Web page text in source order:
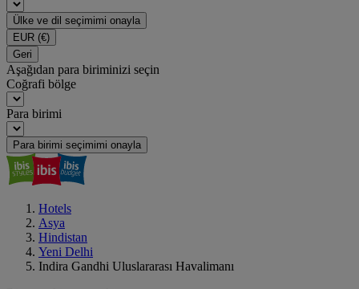
Ülke ve dil seçimimi onayla
EUR (€)
Geri
Aşağıdan para biriminizi seçin
Coğrafi bölge
Para birimi
Para birimi seçimimi onayla
Hotels
Asya
Hindistan
Yeni Delhi
Indira Gandhi Uluslararası Havalimanı